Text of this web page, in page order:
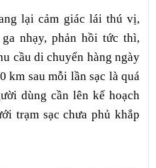
lại cảm giác lái thú vị,
nhạy, phản hồi tức thì,
cầu di chuyển hàng ngày
km sau mỗi lần sạc là quá
dùng cần lên kế hoạch
trạm sạc chưa phủ khắp